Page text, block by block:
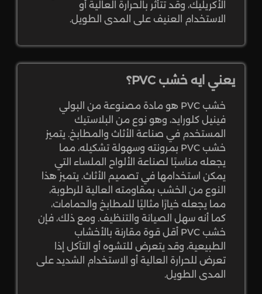
الأكريليك، وقد تتأثر بالحرارة العالية أو
الاستخدام العنيف على المدى الطويل.
يعني ايه خشب PVC؟
خشب PVC هو مادة مصنوعة من البولي
فينيل كلورايد، وهو نوع من البلاستيك
المستخدم في صناعة الأثاث والمطابخ. يتميز
خشب PVC بمرونته وسهولة تشكيله، مما
يجعله مناسبًا لصناعة الألواح الملساء التي
يمكن استخدامها في تصميم الأثاث. يتميز هذا
النوع من الخشب بمقاومته العالية للرطوبة،
مما يجعله خيارًا مثاليًا للمطابخ والحمامات،
كما أنه سهل الصيانة والتنظيف. ومع ذلك، فإن
خشب PVC أقل قوة مقارنة بالأخشاب
الطبيعية، وقد يتعرض للتشوه أو التآكل إذا
تعرض للحرارة العالية أو الاستخدام الشديد على
المدى الطويل.